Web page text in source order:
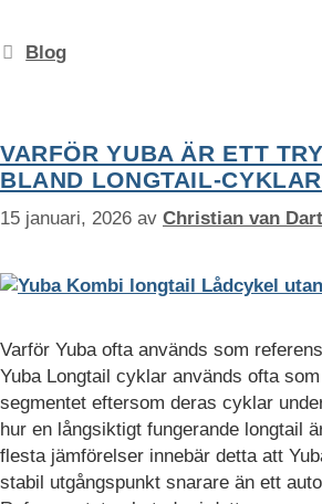
Kategorier
Blog
VARFÖR YUBA ÄR ETT
BLAND LONGTAIL-CYKLAR
15 januari, 2026 av Christian van
Varför Yuba ofta används som
Yuba Longtail cyklar används ofta
segmentet eftersom deras cyklar
hur en långsiktigt fungerande longtail
flesta jämförelser innebär detta att
stabil utgångspunkt snarare än ett